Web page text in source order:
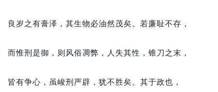
良岁之有膏泽， 其生物必油然茂矣。 若廉耻不存，
而惟刑是御， 则风俗凋弊， 人失其性， 锥刀之末，
皆有争心， 虽峻刑严辟， 犹不胜矣。 其于政也，